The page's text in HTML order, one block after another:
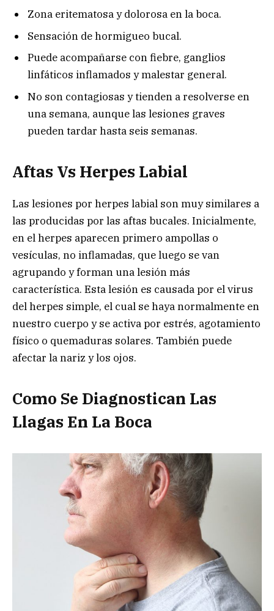
Zona eritematosa y dolorosa en la boca.
Sensación de hormigueo bucal.
Puede acompañarse con fiebre, ganglios
linfáticos inflamados y malestar general.
No son contagiosas y tienden a resolverse en
una semana, aunque las lesiones graves
pueden tardar hasta seis semanas.
Aftas Vs Herpes Labial
Las lesiones por herpes labial son muy similares a
las producidas por las aftas bucales. Inicialmente,
en el herpes aparecen primero ampollas o
vesículas, no inflamadas, que luego se van
agrupando y forman una lesión más
característica. Esta lesión es causada por el virus
del herpes simple, el cual se haya normalmente en
nuestro cuerpo y se activa por estrés, agotamiento
físico o quemaduras solares. También puede
afectar la nariz y los ojos.
Como Se Diagnostican Las
Llagas En La Boca